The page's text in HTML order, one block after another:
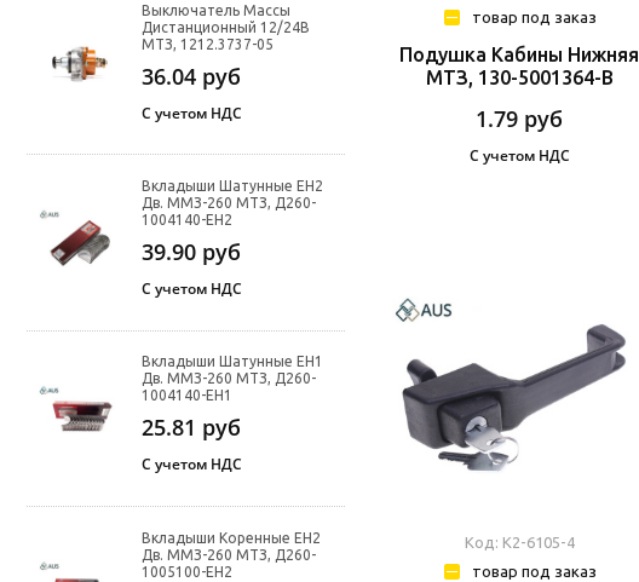
Выключатель Массы
Дистанционный 12/24В
МТЗ, 1212.3737-05
36.04 руб
С учетом НДС
Вкладыши Шатунные ЕН2
Дв. ММЗ-260 МТЗ, Д260-
1004140-ЕН2
39.90 руб
С учетом НДС
Вкладыши Шатунные ЕН1
Дв. ММЗ-260 МТЗ, Д260-
1004140-ЕН1
25.81 руб
С учетом НДС
Вкладыши Коренные ЕН2
Дв. ММЗ-260 МТЗ, Д260-
1005100-ЕН2
товар под заказ
Подушка Кабины Нижняя
МТЗ, 130-5001364-В
1.79 руб
С учетом НДС
Код: К2-6105-4
товар под заказ